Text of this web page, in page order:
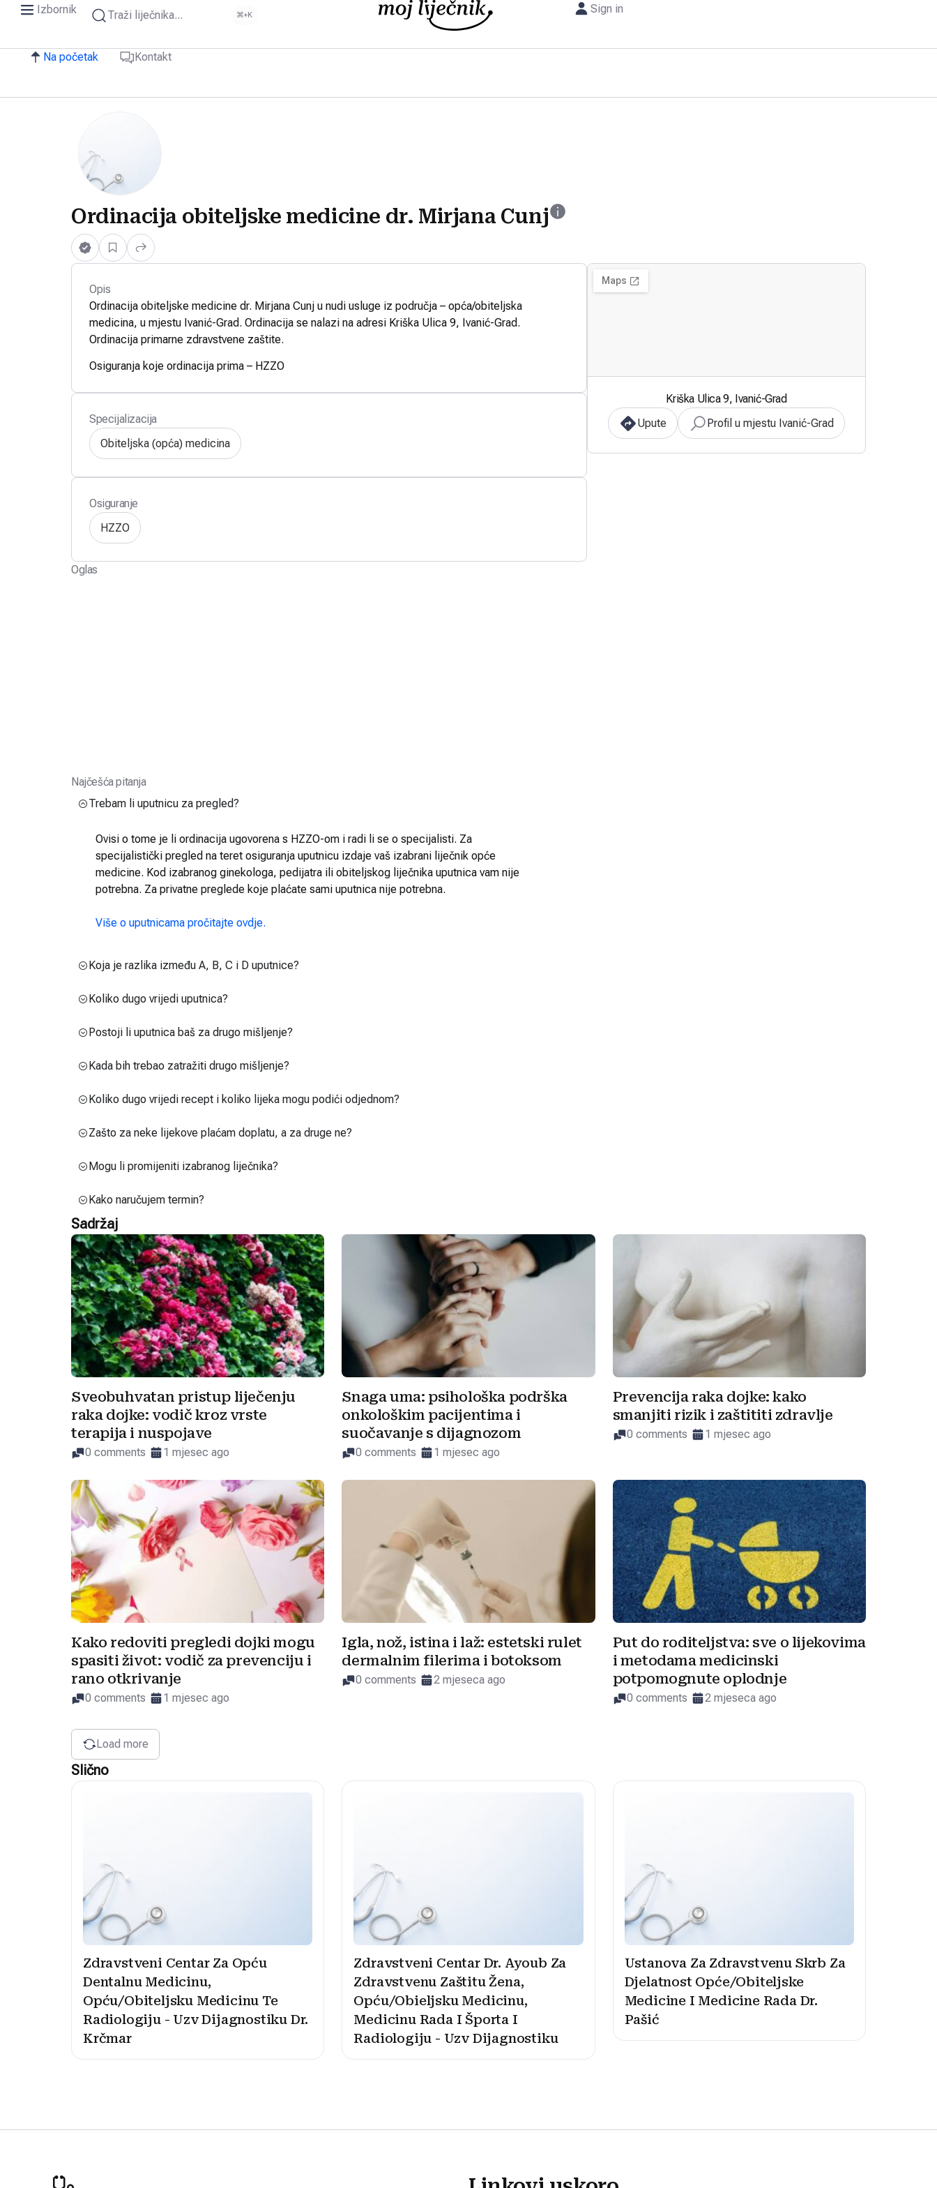
Izbornik Traži liječnika... ⌘+K Sign in
Na početak Kontakt
Ordinacija obiteljske medicine dr. Mirjana Cunj
Opis
Ordinacija obiteljske medicine dr. Mirjana Cunj u nudi usluge iz područja – opća/obiteljska
medicina, u mjestu Ivanić-Grad. Ordinacija se nalazi na adresi Kriška Ulica 9, Ivanić-Grad.
Ordinacija primarne zdravstvene zaštite.
Osiguranja koje ordinacija prima – HZZO
Specijalizacija
Obiteljska (opća) medicina
Osiguranje
HZZO
Oglas
Kriška Ulica 9, Ivanić-Grad
Upute
Profil u mjestu Ivanić-Grad
Najčešća pitanja
Trebam li uputnicu za pregled?
Ovisi o tome je li ordinacija ugovorena s HZZO-om i radi li se o specijalisti. Za
specijalistički pregled na teret osiguranja uputnicu izdaje vaš izabrani liječnik opće
medicine. Kod izabranog ginekologa, pedijatra ili obiteljskog liječnika uputnica vam nije
potrebna. Za privatne preglede koje plaćate sami uputnica nije potrebna.
Više o uputnicama pročitajte ovdje.
Koja je razlika između A, B, C i D uputnice?
Koliko dugo vrijedi uputnica?
Postoji li uputnica baš za drugo mišljenje?
Kada bih trebao zatražiti drugo mišljenje?
Koliko dugo vrijedi recept i koliko lijeka mogu podići odjednom?
Zašto za neke lijekove plaćam doplatu, a za druge ne?
Mogu li promijeniti izabranog liječnika?
Kako naručujem termin?
Sadržaj
Sveobuhvatan pristup liječenju
raka dojke: vodič kroz vrste
terapija i nuspojave
0 comments 1 mjesec ago
Snaga uma: psihološka podrška
onkološkim pacijentima i
suočavanje s dijagnozom
0 comments 1 mjesec ago
Prevencija raka dojke: kako
smanjiti rizik i zaštititi zdravlje
0 comments 1 mjesec ago
Kako redoviti pregledi dojki mogu
spasiti život: vodič za prevenciju i
rano otkrivanje
0 comments 1 mjesec ago
Igla, nož, istina i laž: estetski rulet
dermalnim filerima i botoksom
0 comments 2 mjeseca ago
Put do roditeljstva: sve o lijekovima
i metodama medicinski
potpomognute oplodnje
0 comments 2 mjeseca ago
Load more
Slično
Zdravstveni Centar Za Opću
Dentalnu Medicinu,
Opću/Obiteljsku Medicinu Te
Radiologiju - Uzv Dijagnostiku Dr.
Krčmar
Zdravstveni Centar Dr. Ayoub Za
Zdravstvenu Zaštitu Žena,
Opću/Obieljsku Medicinu,
Medicinu Rada I Športa I
Radiologiju - Uzv Dijagnostiku
Ustanova Za Zdravstvenu Skrb Za
Djelatnost Opće/Obiteljske
Medicine I Medicine Rada Dr.
Pašić